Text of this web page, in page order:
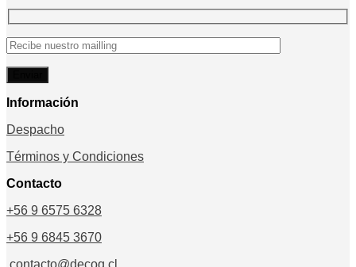
Información
Despacho
Términos y Condiciones
Contacto
+56 9 6575 6328
+56 9 6845 3670
contacto@decoq.cl